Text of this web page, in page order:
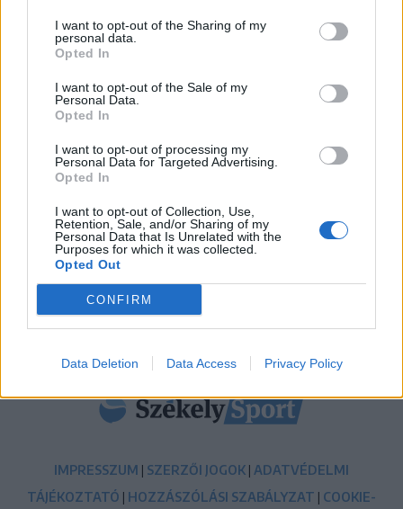
I want to opt-out of the Sharing of my
personal data.
Opted In
I want to opt-out of the Sale of my
Personal Data.
Opted In
I want to opt-out of processing my
Personal Data for Targeted Advertising.
Opted In
I want to opt-out of Collection, Use,
Retention, Sale, and/or Sharing of my
Personal Data that Is Unrelated with the
Purposes for which it was collected.
Opted Out
CONFIRM
Data Deletion Data Access Privacy Policy
14:52
Nem kell senkinek állnia, idegenbeli meccsekkel
indítja a kézibajnokságot a Marosvásárhelyi VSK
13:57
Corbu góljától hangos a román és a magyar sajtó,
válogatott meghívót sürgetnek
12:36
Új korszak a Sepsi OSK II-nél, fiatalos hévvel épül a
11:24
Székelyföldi játékosokkal készül a női válogatott a
FOTE-ra
MÉG TÖBB FRISS HÍR
IMPRESSZUM | SZERZŐI JOGOK | ADATVÉDELMI
TÁJÉKOZTATÓ | HOZZÁSZÓLÁSI SZABÁLYZAT | COOKIE-